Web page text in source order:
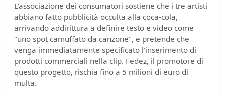
L'associazione dei consumatori sostiene che i tre artisti
abbiano fatto pubblicità occulta alla coca-cola,
arrivando addirittura a definire testo e video come
"uno spot camuffato da canzone", e pretende che
venga immediatamente specificato l'inserimento di
prodotti commerciali nella clip. Fedez, il promotore di
questo progetto, rischia fino a 5 milioni di euro di
multa.